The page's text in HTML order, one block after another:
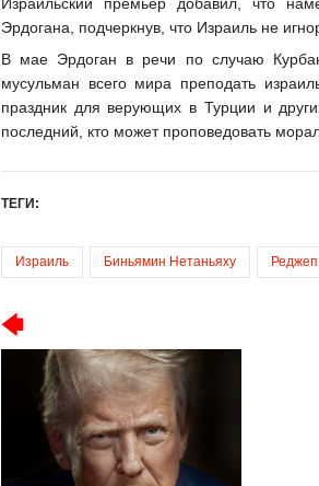
Эрдогана, подчеркнув, что Израиль не
В мае Эрдоган в речи по случаю
мусульман всего мира преподать
праздник для верующих в Турции и
последний, кто может проповедовать
ТЕГИ:
Израиль Биньямин Нетаньяху